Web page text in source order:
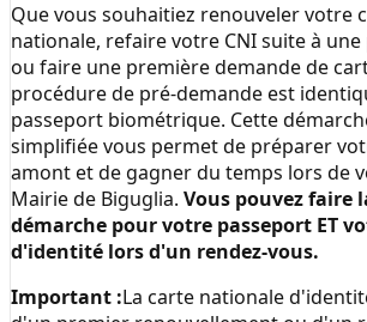
Que vous souhaitiez renouveler votre
nationale, refaire votre CNI suite à
ou faire une première demande de
procédure de pré-demande est
passeport biométrique. Cette
simplifiée vous permet de préparer
amont et de gagner du temps lors de
Mairie de Biguglia. Vous pouvez faire
démarche pour votre passeport ET
d'identité lors d'un rendez-vous.
Important :La carte nationale